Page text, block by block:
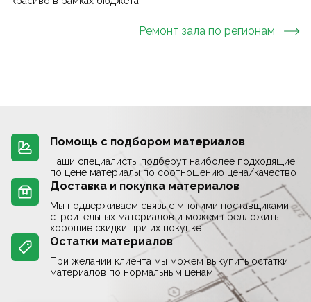
Ремонт зала по регионам
Помощь с подбором материалов
Наши специалисты подберут наиболее подходящие
по цене материалы по соотношению цена/качество
Доставка и покупка материалов
Мы поддерживаем связь с многими поставщиками
строительных материалов и можем предложить
хорошие скидки при их покупке
Остатки материалов
При желании клиента мы можем выкупить остатки
материалов по нормальным ценам